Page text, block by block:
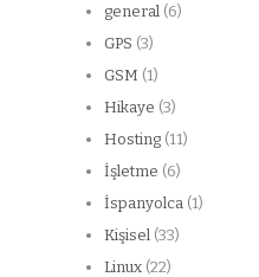
general (6)
GPS (3)
GSM (1)
Hikaye (3)
Hosting (11)
İşletme (6)
İspanyolca (1)
Kişisel (33)
Linux (22)